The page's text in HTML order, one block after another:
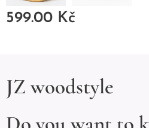
599.00 Kč
JZ woodstyle